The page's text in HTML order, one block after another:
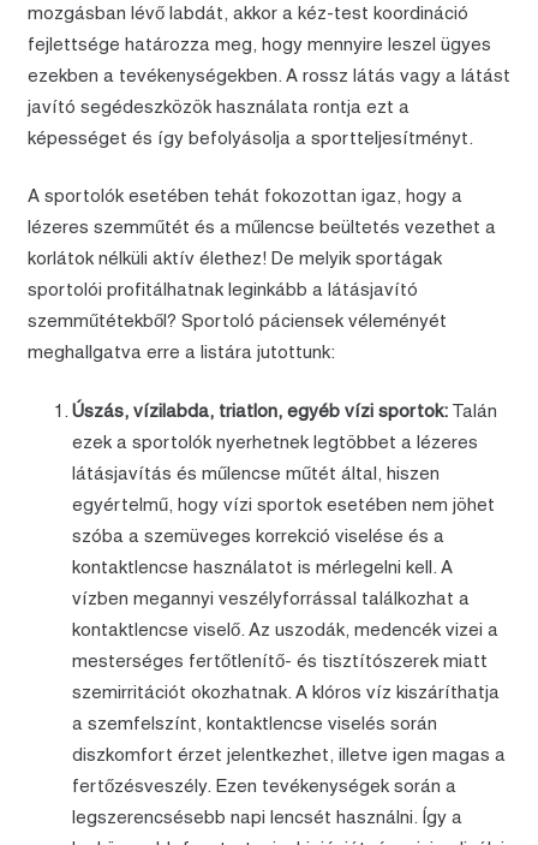
mozgásban lévő labdát, akkor a kéz-test koordináció
fejlettsége határozza meg, hogy mennyire leszel ügyes
ezekben a tevékenységekben. A rossz látás vagy a látást
javító segédeszközök használata rontja ezt a
képességet és így befolyásolja a sportteljesítményt.
A sportolók esetében tehát fokozottan igaz, hogy a
lézeres szemműtét és a műlencse beültetés vezethet a
korlátok nélküli aktív élethez! De melyik sportágak
sportolói profitálhatnak leginkább a látásjavító
szemműtétekből? Sportoló páciensek véleményét
meghallgatva erre a listára jutottunk:
Úszás, vízilabda, triatlon, egyéb vízi sportok: Talán
ezek a sportolók nyerhetnek legtöbbet a lézeres
látásjavítás és műlencse műtét által, hiszen
egyértelmű, hogy vízi sportok esetében nem jöhet
szóba a szemüveges korrekció viselése és a
kontaktlencse használatot is mérlegelni kell. A
vízben megannyi veszélyforrással találkozhat a
kontaktlencse viselő. Az uszodák, medencék vizei a
mesterséges fertőtlenítő- és tisztítószerek miatt
szemirritációt okozhatnak. A klóros víz kiszáríthatja
a szemfelszínt, kontaktlencse viselés során
diszkomfort érzet jelentkezhet, illetve igen magas a
fertőzésveszély. Ezen tevékenységek során a
legszerencsésebb napi lencsét használni. Így a